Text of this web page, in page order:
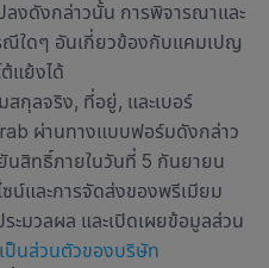
งดังกล่าวนั้น การพิจารณาและ
ณีใดๆ อันเกี่ยวข้องกับแคมเปญ
แย้งได้
สกุลจริง, ที่อยู่, และเบอร์
ผ่านทางแบบฟอร์มดังกล่าว
นสิทธิ์ภายในวันที่ 5 กันยายน
ซน์และการจัดส่งของพรีเมียม
ะมวลผล และเปิดเผยข้อมูลส่วน
ป็นส่วนตัวของบริษัท